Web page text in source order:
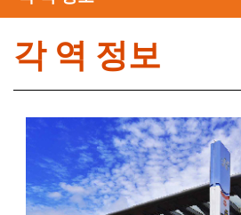
각 역 정보